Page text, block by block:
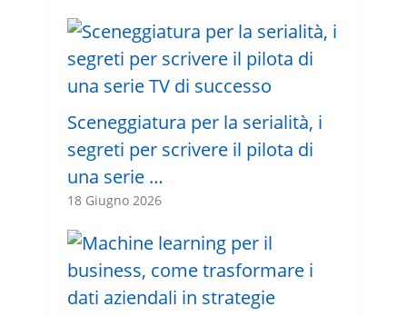
Sceneggiatura per la serialità, i
segreti per scrivere il pilota di
una serie …
18 Giugno 2026